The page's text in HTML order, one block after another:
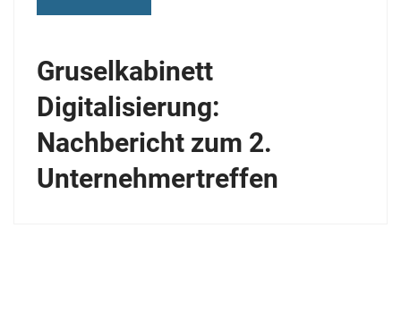
Gruselkabinett
Digitalisierung:
Nachbericht zum 2.
Unternehmertreffen